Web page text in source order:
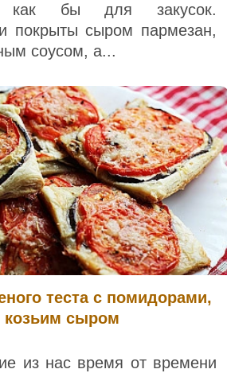
как бы для закусок.
покрыты сыром пармезан,
соусом, а...
теста с помидорами,
козьим сыром
из нас время от времени